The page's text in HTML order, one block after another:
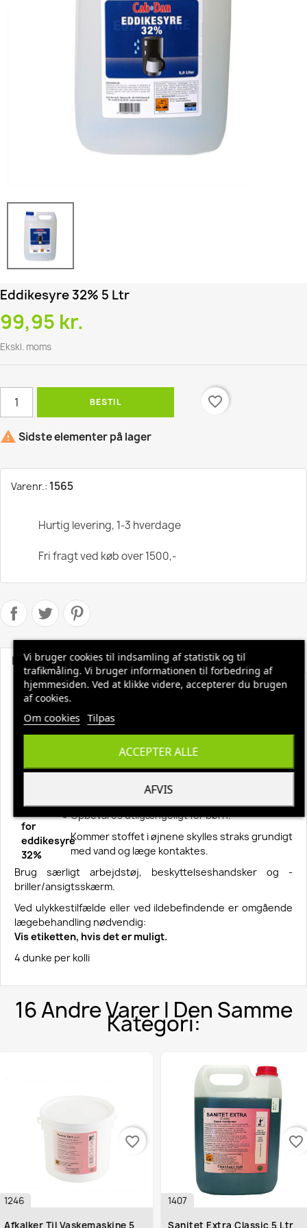
Eddikesyre 32% 5 Ltr
99,95 kr.
Ekskl. moms
BESTIL favorite_border
 Sidste elementer på lager
Varenr.: 1565
Hurtig levering, 1-3 hverdage
Fri fragt ved køb over 1500,-
Beskrivelse Produktoplysninger
Eddikesyre 32% 5 ltr
Eddikesyre 32% kan bl.a. anvendes til afkalkning af
kaffemaskiner eller elkedler. Dette gøres ved at blande 1 del
Vigtigt:: Husk at køre maskinen igennem med vand
minimum 3 gange efter afkalkning.
Opbevares utilgængeligt for børn.
Kommer stoffet i øjnene skylles straks grundigt
med vand og læge kontaktes.
Brug særligt arbejdstøj, beskyttelseshandsker og -
briller/ansigtsskærm.
Ved ulykkestilfælde eller ved ildebefindende er omgående
lægebehandling nødvendig:
Vis etiketten, hvis det er muligt.
4 dunke per kolli
16 Andre Varer I Den Samme
Kategori:
1246
Afkalker Til Vaskemaskine 5
favorite_border
1407
Sanitet Extra Classic 5 Ltr
favorite_border
Vi bruger cookies til indsamling af statistik og til
trafikmåling. Vi bruger informationen til forbedring af
hjemmesiden. Ved at klikke videre, accepterer du brugen
af cookies.
Om cookies Tilpas
AFVIS
ACCEPTER ALLE